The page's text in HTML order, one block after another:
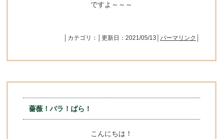
ですよ～～～
│カテゴリ：│更新日：2021/05/13│ パーマリンク
薔薇！バラ！ばら！
こんにちは！